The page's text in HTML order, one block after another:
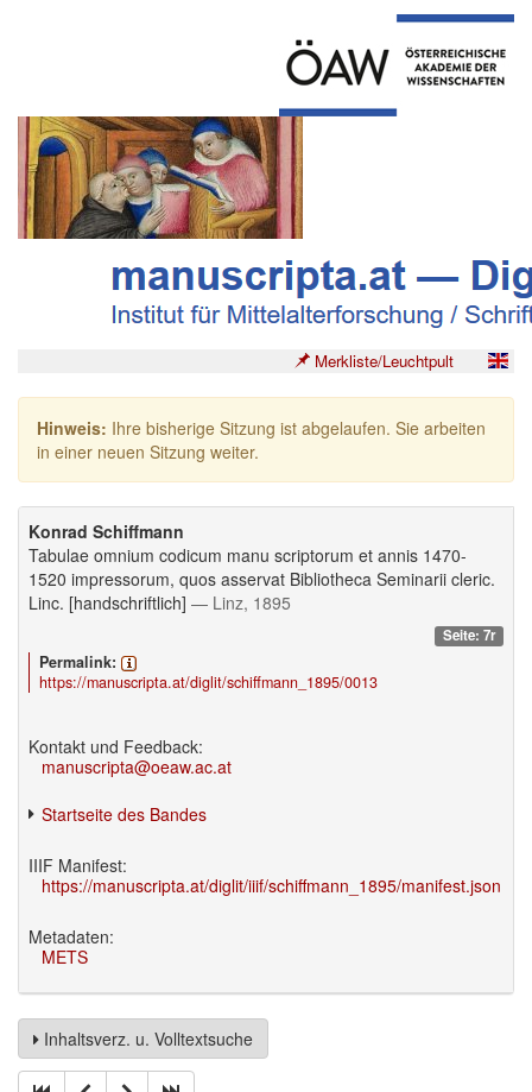
Merkliste/Leuchtpult
Hinweis: Ihre bisherige Sitzung ist abgelaufen. Sie arbeiten
in einer neuen Sitzung weiter.
Konrad Schiffmann
Tabulae omnium codicum manu scriptorum et annis 1470-
1520 impressorum, quos asservat Bibliotheca Seminarii cleric.
Linc. [handschriftlich] — Linz, 1895
Seite: 7r
Permalink:
https://manuscripta.at/diglit/schiffmann_1895/0013
Kontakt und Feedback:
manuscripta@oeaw.ac.at
Startseite des Bandes
IIIF Manifest:
https://manuscripta.at/diglit/iiif/schiffmann_1895/manifest.json
Metadaten:
METS
Inhaltsverz. u. Volltextsuche